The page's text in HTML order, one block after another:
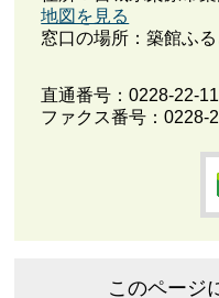
地図を見る
窓口の場所：築館ふ
直通番号：0228-22-
ファクス番号：0228-
このページ